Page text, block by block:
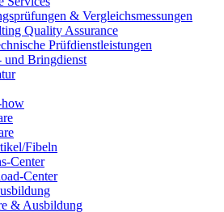
& Vergleichsmessungen
Quality Assurance
Prüfdienstleistungen
und Bringdienst
Fibeln
Center
Center
& Ausbildung